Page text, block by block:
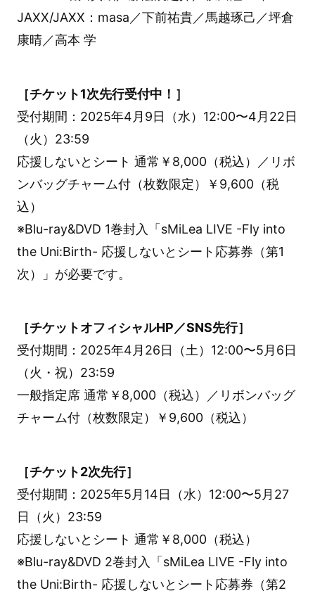
JAXX/JAXX：masa／下前祐貴／馬越琢己／坪倉
康晴／高本 学
［チケット1次先行受付中！］
受付期間：2025年4月9日（水）12:00〜4月22日
（火）23:59
応援しないとシート 通常￥8,000（税込）／リボ
ンバッグチャーム付（枚数限定）￥9,600（税
込）
※Blu-ray&DVD 1巻封入「sMiLea LIVE -Fly into
the Uni:Birth- 応援しないとシート応募券（第1
次）」が必要です。
［チケットオフィシャルHP／SNS先行］
受付期間：2025年4月26日（土）12:00〜5月6日
（火・祝）23:59
一般指定席 通常￥8,000（税込）／リボンバッグ
チャーム付（枚数限定）￥9,600（税込）
［チケット2次先行］
受付期間：2025年5月14日（水）12:00〜5月27
日（火）23:59
応援しないとシート 通常￥8,000（税込）
※Blu-ray&DVD 2巻封入「sMiLea LIVE -Fly into
the Uni:Birth- 応援しないとシート応募券（第2